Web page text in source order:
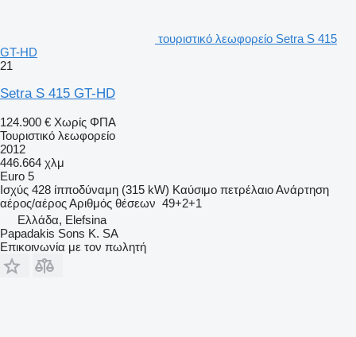
τουριστικό λεωφορείο Setra S 415
GT-HD
21
Setra S 415 GT-HD
124.900 € Χωρίς ΦΠΑ
Τουριστικό λεωφορείο
2012
446.664 χλμ
Euro 5
Ισχύς 428 ίπποδύναμη (315 kW) Καύσιμο πετρέλαιοΑνάρτηση
αέρος/αέροςΑριθμός θέσεων 49+2+1
Ελλάδα, Elefsina
Papadakis Sons K. SA
Επικοινωνία με τον πωλητή